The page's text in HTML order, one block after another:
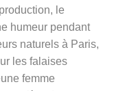
le
humeur pendant
naturels à Paris,
les falaises
femme